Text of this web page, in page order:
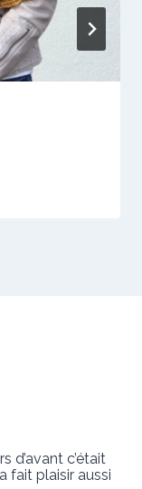
d’avant c’était
fait plaisir aussi